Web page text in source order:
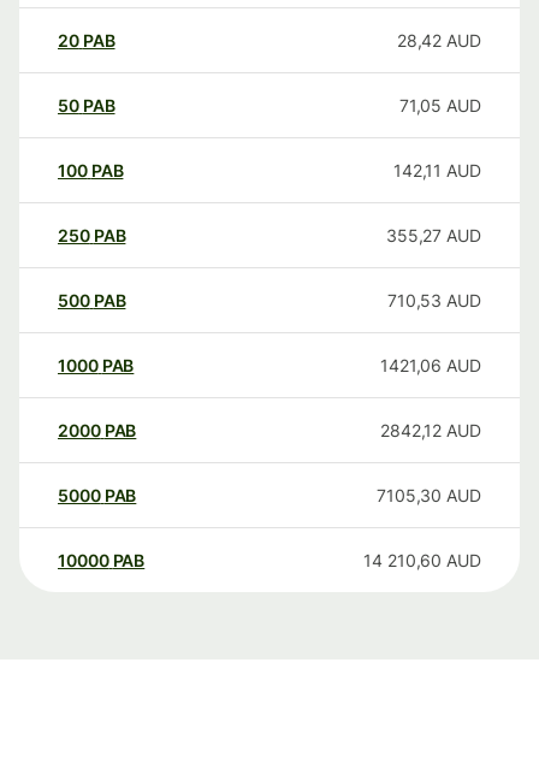
20 PAB 28,42 AUD
50 PAB 71,05 AUD
100 PAB 142,11 AUD
250 PAB 355,27 AUD
500 PAB 710,53 AUD
1000 PAB 1421,06 AUD
2000 PAB 2842,12 AUD
5000 PAB 7105,30 AUD
10000 PAB 14 210,60 AUD